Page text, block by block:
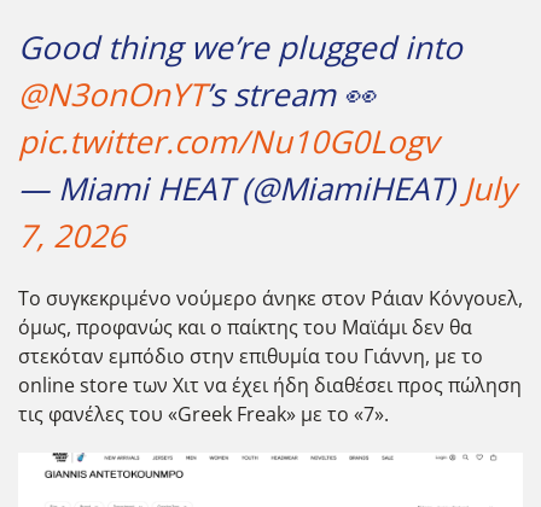
Good thing we’re plugged into
@N3onOnYT’s stream 👀
pic.twitter.com/Nu10G0Logv
— Miami HEAT (@MiamiHEAT) July
7, 2026
Το συγκεκριμένο νούμερο άνηκε στον Ράιαν Κόνγουελ,
όμως, προφανώς και ο παίκτης του Μαϊάμι δεν θα
στεκόταν εμπόδιο στην επιθυμία του Γιάννη, με το
online store των Χιτ να έχει ήδη διαθέσει προς πώληση
τις φανέλες του «Greek Freak» με το «7».